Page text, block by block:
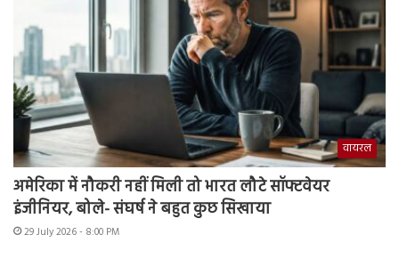
वायरल
अमेरिका में नौकरी नहीं मिली तो भारत लौटे सॉफ्टवेयर
इंजीनियर, बोले- संघर्ष ने बहुत कुछ सिखाया
29 July 2026 - 8:00 PM